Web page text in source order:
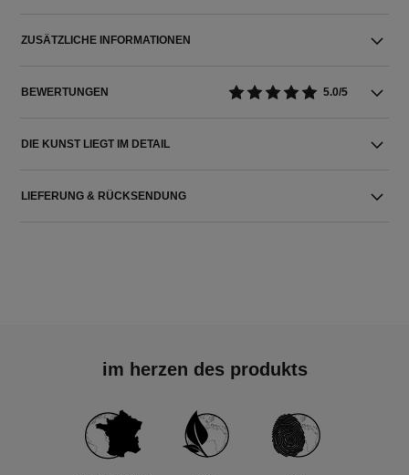
ZUSÄTZLICHE INFORMATIONEN
BEWERTUNGEN 5.0/5
DIE KUNST LIEGT IM DETAIL
LIEFERUNG & RÜCKSENDUNG
im herzen des produkts